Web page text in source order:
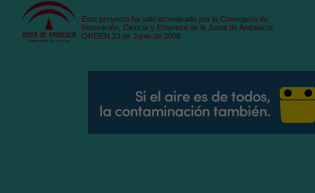
Este proyecto ha sido incentivado por la Consejaría de
Innovación, Ciencia y Empresa de la Junta de Andalucía
ORDEN 23 de Junio de 2008